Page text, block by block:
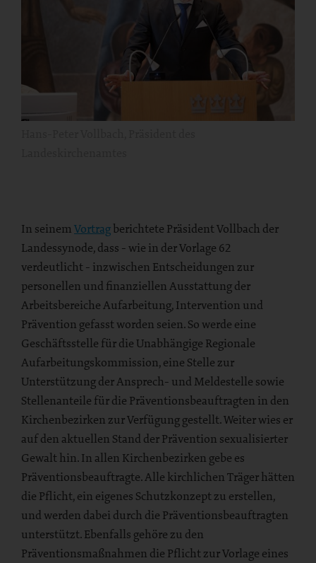
In seinemVortragberichtete Präsident Vollbach der
Landessynode, dass - wie in der Vorlage 62
verdeutlicht - inzwischen Entscheidungen zur
personellen und finanziellen Ausstattung der
Arbeitsbereiche Aufarbeitung, Intervention und
Prävention gefasst worden seien. So werde eine
Geschäftsstelle für die Unabhängige Regionale
Aufarbeitungskommission, eine Stelle zur
Unterstützung der Ansprech- und Meldestelle sowie
Stellenanteile für die Präventionsbeauftragten in den
Kirchenbezirken zur Verfügung gestellt. Weiter wies er
auf den aktuellen Stand der Prävention sexualisierter
Gewalt hin. In allen Kirchenbezirken gebe es
Präventionsbeauftragte. Alle kirchlichen Träger hätten
die Pflicht, ein eigenes Schutzkonzept zu erstellen,
und werden dabei durch die Präventionsbeauftragten
unterstützt. Ebenfalls gehöre zu den
Präventionsmaßnahmen die Pflicht zur Vorlage eines